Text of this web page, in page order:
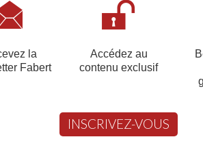
75005 PARIS
France
+33 (0)1 47 07 17 07
contact@fabert.com
la
Fabert
Accédez au
contenu exclusif
INSCRIVEZ-VOUS